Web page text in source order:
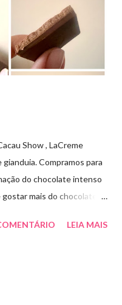
a forma líquida em
E ADULTO. Composição
mg Excipientes q.s....
Show , LaCreme
Compramos para
do chocolate intenso
mais do chocolate
). Preço R$19,99 .
LEIA MAIS